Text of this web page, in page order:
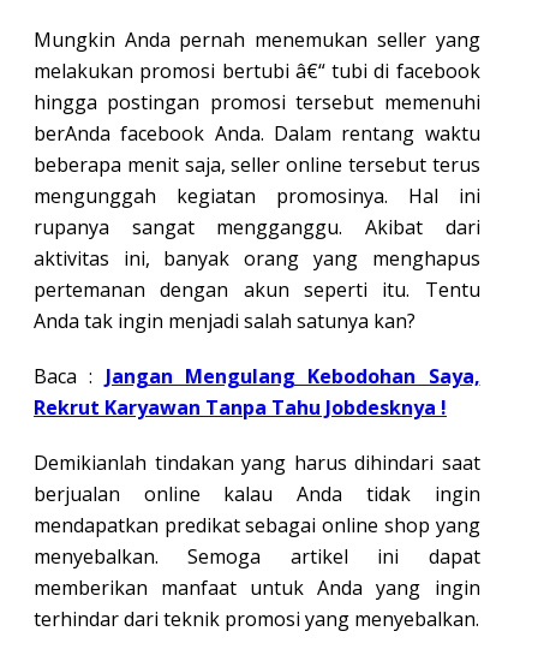
Mungkin Anda pernah menemukan seller yang
melakukan promosi bertubi â€“ tubi di facebook
hingga postingan promosi tersebut memenuhi
berAnda facebook Anda. Dalam rentang waktu
beberapa menit saja, seller online tersebut terus
mengunggah kegiatan promosinya. Hal ini
rupanya sangat mengganggu. Akibat dari
aktivitas ini, banyak orang yang menghapus
pertemanan dengan akun seperti itu. Tentu
Anda tak ingin menjadi salah satunya kan?
Baca : Jangan Mengulang Kebodohan Saya,
Rekrut Karyawan Tanpa Tahu Jobdesknya !
Demikianlah tindakan yang harus dihindari saat
berjualan online kalau Anda tidak ingin
mendapatkan predikat sebagai online shop yang
menyebalkan. Semoga artikel ini dapat
memberikan manfaat untuk Anda yang ingin
terhindar dari teknik promosi yang menyebalkan.